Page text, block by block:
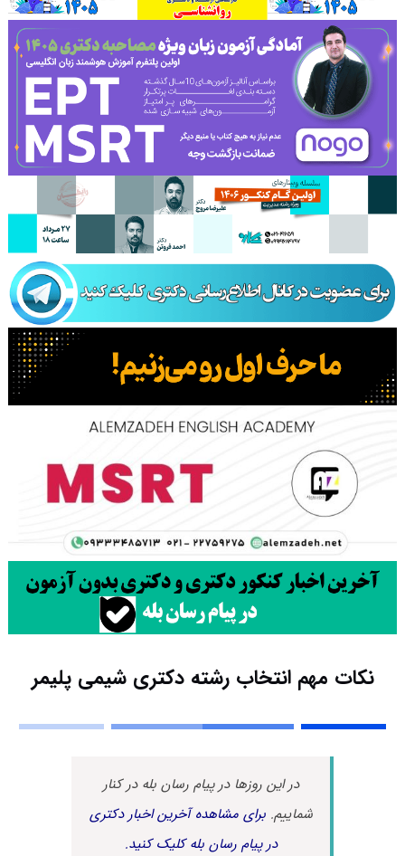
نکات مهم انتخاب رشته دکتری شیمی پلیمر
در این روزها در پیام رسان بله در کنار
شماییم.برای مشاهده آخرین اخبار دکتری
در پیام رسان بله کلیک کنید.